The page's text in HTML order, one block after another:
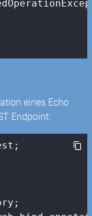
eines Echo
Endpoint: